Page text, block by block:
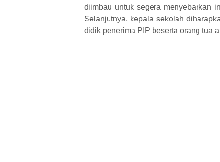
diimbau untuk segera menyebarkan
Selanjutnya, kepala sekolah
didik penerima PIP beserta orang tua